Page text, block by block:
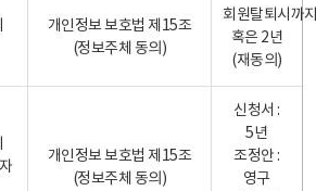
개인정보 보호법 제15조
(정보주체 동의)
회원탈퇴시까
혹은 2년
(재동의)
개인정보 보호법 제15조
(정보주체 동의)
신청서 :
5년
조정안 :
영구